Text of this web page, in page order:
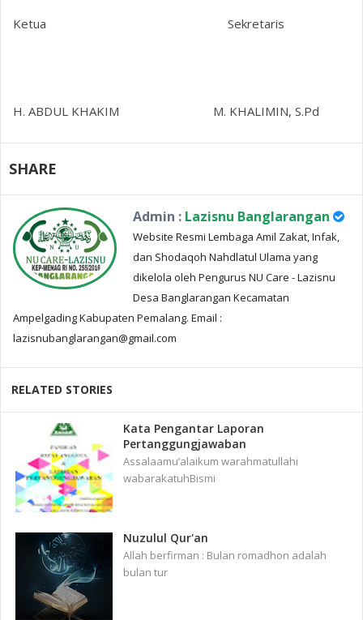
Ketua Sekretaris
H. ABDUL KHAKIM M. KHALIMIN, S.Pd
SHARE
Admin : Lazisnu Banglarangan
Website Resmi Lembaga Amil Zakat, Infak,
dan Shodaqoh Nahdlatul Ulama yang
dikelola oleh Pengurus NU Care - Lazisnu
Desa Banglarangan Kecamatan
Ampelgading Kabupaten Pemalang. Email :
lazisnubanglarangan@gmail.com
RELATED STORIES
Kata Pengantar Laporan
Pertanggungjawaban
Assalaamu’alaikum warahmatullahi
wabarakatuhBismi
Nuzulul Qur'an
Allah berfirman : Bulan romadhon adalah
bulan tur